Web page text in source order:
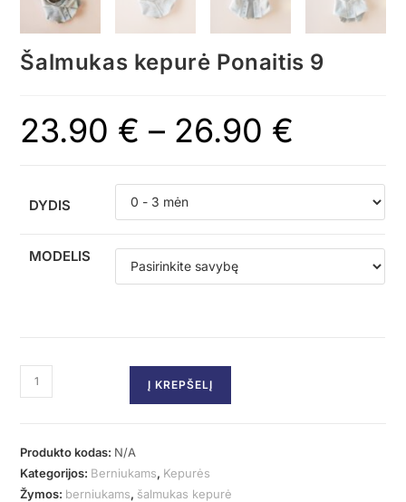
Šalmukas kepurė Ponaitis 9
23.90 € – 26.90 €
DYDIS
MODELIS
Į KREPŠELĮ
Produkto kodas: N/A
Kategorijos: Berniukams, Kepurės
Žymos: berniukams, šalmukas kepurė